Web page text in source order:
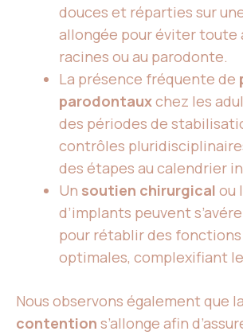
douces et réparties sur
allongée pour éviter toute
racines ou au parodonte.
La présence fréquente de
parodontauxchez les
des périodes de
contrôles
des étapes au calendrier
Un soutien chirurgical ou
d’implants peuvent
pour rétablir des
optimales, complexifiant
Nous observons également que
contention s’allonge afin